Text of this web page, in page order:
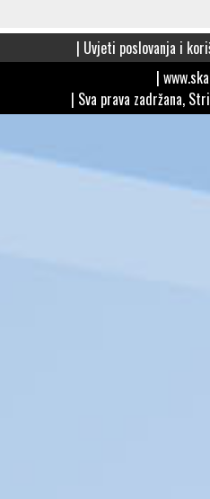
| Uvjeti poslovanja i
|
| Sva prava zadržana,